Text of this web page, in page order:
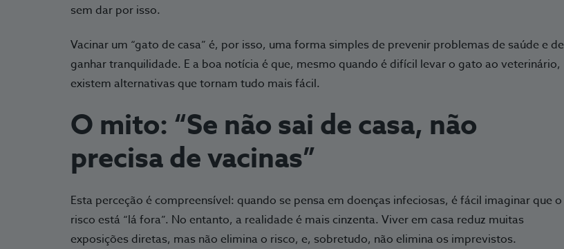
sem dar por isso.
Vacinar um “gato de casa” é, por isso, uma forma simples de prevenir problemas de saúde e de
ganhar tranquilidade. E a boa notícia é que, mesmo quando é difícil levar o gato ao veterinário,
existem alternativas que tornam tudo mais fácil.
O mito: “Se não sai de casa, não
precisa de vacinas”
Esta perceção é compreensível: quando se pensa em doenças infeciosas, é fácil imaginar que o
risco está “lá fora”. No entanto, a realidade é mais cinzenta. Viver em casa reduz muitas
exposições diretas, mas não elimina o risco, e, sobretudo, não elimina os imprevistos.